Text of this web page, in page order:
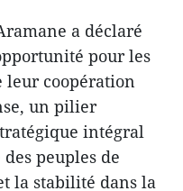
a déclaré
pour les
leur coopération
un pilier
intégral
peuples de
la stabilité dans la